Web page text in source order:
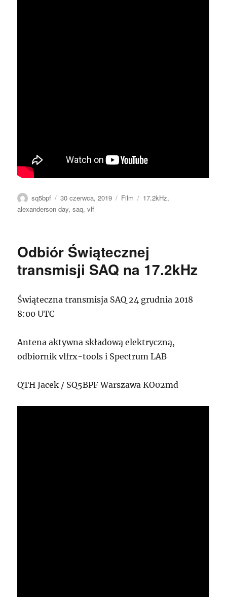
Autor
sq5bpf
Data
publikacji
30 czerwca, 2019 Format
Film Tagi
17.2kHz,
alexanderson day,saq,vlf
Odbiór Świątecznej
transmisji SAQ na 17.2kHz
Świąteczna transmisja SAQ 24 grudnia 2018
8:00 UTC
Antena aktywna składową elektryczną,
odbiornik vlfrx-tools i Spectrum LAB
QTH Jacek / SQ5BPF Warszawa KO02md